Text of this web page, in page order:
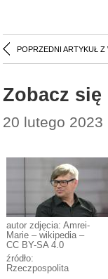
POPRZEDNI ARTYKUŁ Z
Zobacz
20 lutego
autor zdjęcia: Amrei-
Marie – wikipedia –
CC BY-SA 4.0
źródło:
Rzeczpospolita